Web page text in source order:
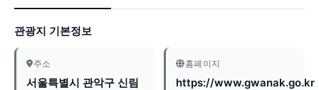
관광지 기본정보
주소
서울특별시 관악구 신림
홈페이지
https://www.gwanak.go.kr